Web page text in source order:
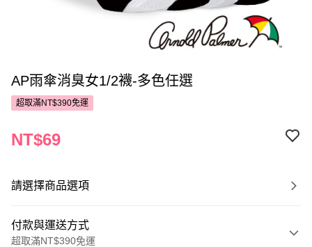
AP雨傘消臭女1/2襪-多色任選
超取滿NT$390免運
NT$69
請選擇商品選項
付款與運送方式
超取滿NT$390免運